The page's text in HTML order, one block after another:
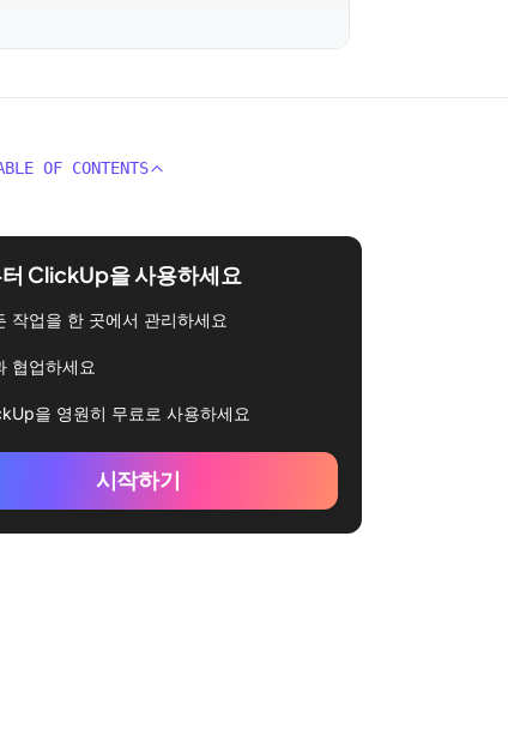
OF CONTENTS
ClickUp을 사용하세요
작업을 한 곳에서 관리하세요
협업하세요
을 영원히 무료로 사용하세요
시작하기